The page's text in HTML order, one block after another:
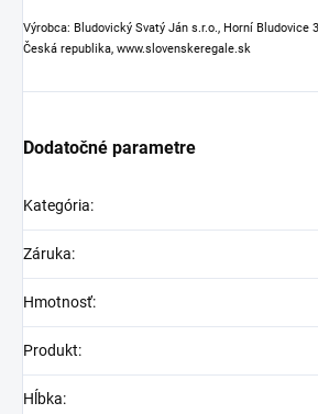
Výrobca: Bludovický Svatý Ján s.r.o., Horní Bludovice
Česká republika, www.slovenskeregale.sk
Dodatočné parametre
Kategória:
Záruka:
Hmotnosť:
Produkt:
Hĺbka: